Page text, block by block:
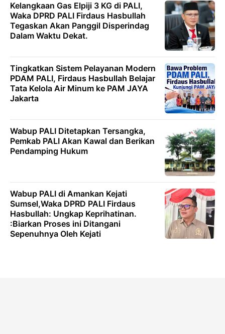
Kelangkaan Gas Elpiji 3 KG di PALI,
Waka DPRD PALI Firdaus Hasbullah
Tegaskan Akan Panggil Disperindag
Dalam Waktu Dekat.
Tingkatkan Sistem Pelayanan Modern
PDAM PALI, Firdaus Hasbullah Belajar
Tata Kelola Air Minum ke PAM JAYA
Jakarta
Wabup PALI Ditetapkan Tersangka,
Pemkab PALI Akan Kawal dan Berikan
Pendamping Hukum
Wabup PALI di Amankan Kejati
Sumsel,Waka DPRD PALI Firdaus
Hasbullah: Ungkap Keprihatinan.
:Biarkan Proses ini Ditangani
Sepenuhnya Oleh Kejati